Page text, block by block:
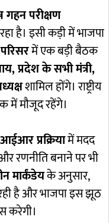
गहन परीक्षण
है। इसी कड़ी में भाजपा
में एक बड़ी बैठक
प्रदेश के सभी मंत्री,
शामिल होंगे। राष्ट्रीय
में मौजूद रहेंगे।
प्रक्रियामें मदद
रणनीति बनाने पर भी
मार्कंडेयके अनुसार,
है और भाजपा इस झूठ
करेगी।